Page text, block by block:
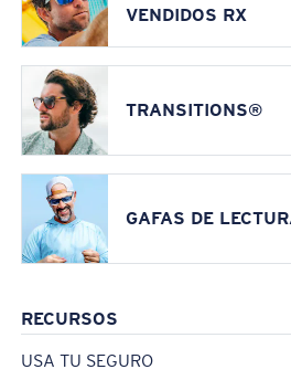
VENDIDOS RX
TRANSITIONS®
GAFAS DE
RECURSOS
USA TU SEGURO